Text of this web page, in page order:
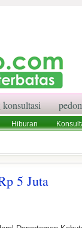
konsultasi
Hiburan
5 Juta